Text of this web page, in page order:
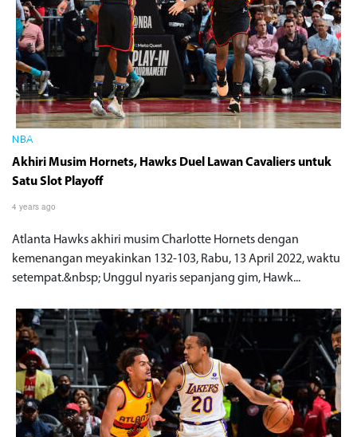
NBA
Akhiri Musim Hornets, Hawks Duel Lawan Cavaliers untuk
Satu Slot Playoff
4 years ago
Atlanta Hawks akhiri musim Charlotte Hornets dengan
kemenangan meyakinkan 132-103, Rabu, 13 April 2022, waktu
setempat.&nbsp; Unggul nyaris sepanjang gim, Hawk...